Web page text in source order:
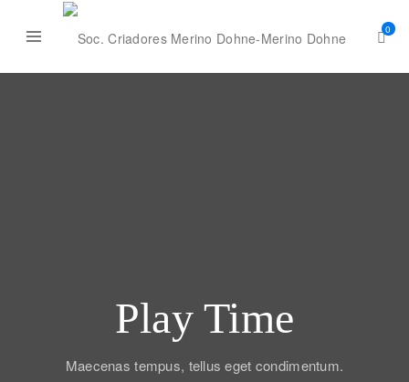
0
Play Time
Maecenas tempus, tellus eget condimentum.